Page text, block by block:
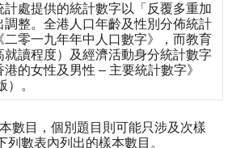
計處提供的統計數字以「反覆多重加
調整。全港人口年齡及性別分佈統計
二零一九年年中人口數字》，而教育
就讀程度）及經濟活動身分統計數字
港的女性及男性 – 主要統計數字》
）。
數目，個別題目則可能只涉及次樣
數表內列出的樣本數目。